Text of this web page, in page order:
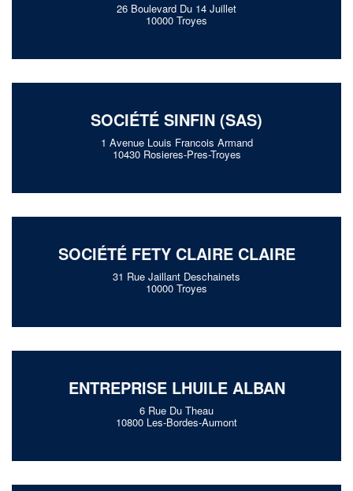
26 Boulevard Du 14 Juillet
10000 Troyes
SOCIÉTÉ SINFIN (SAS)
1 Avenue Louis Francois Armand
10430 Rosieres-Pres-Troyes
SOCIÉTÉ FETY CLAIRE CLAIRE
31 Rue Jaillant Deschainets
10000 Troyes
ENTREPRISE LHUILE ALBAN
6 Rue Du Theau
10800 Les-Bordes-Aumont